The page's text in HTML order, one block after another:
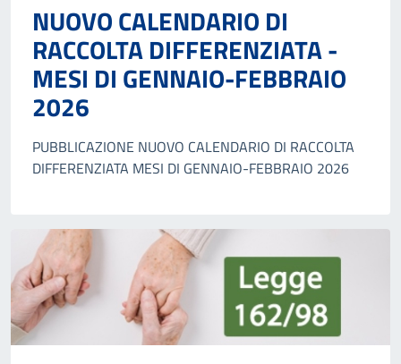
NUOVO CALENDARIO DI
RACCOLTA DIFFERENZIATA -
MESI DI GENNAIO-FEBBRAIO
2026
PUBBLICAZIONE NUOVO CALENDARIO DI RACCOLTA
DIFFERENZIATA MESI DI GENNAIO-FEBBRAIO 2026